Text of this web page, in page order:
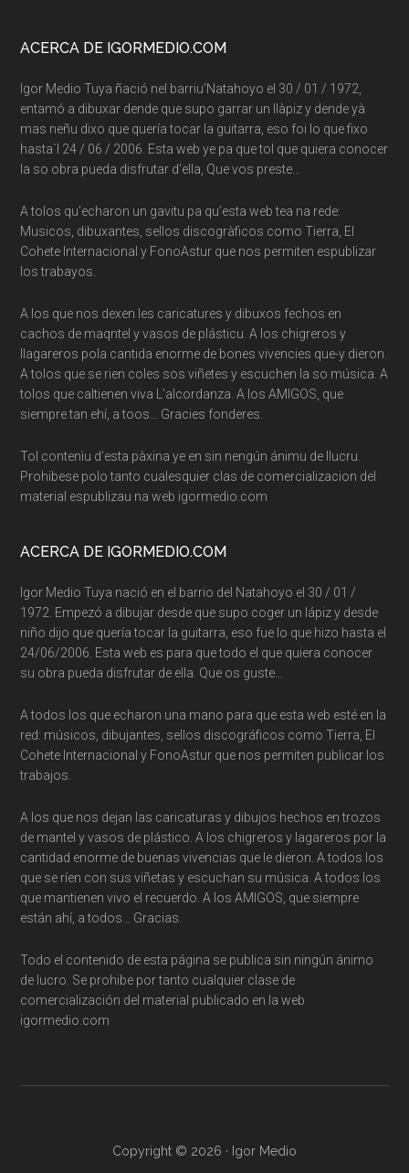
Footer
ACERCA DE IGORMEDIO.COM
Igor Medio Tuya ñació nel barriu’Natahoyo el 30 / 01 / 1972,
entamó a dibuxar dende que supo garrar un llàpiz y dende yà
mas neñu dixo que quería tocar la guitarra, eso foi lo que fixo
hasta`l 24 / 06 / 2006. Esta web ye pa que tol que quiera conocer
la so obra pueda disfrutar d’ella, Que vos preste…
A tolos qu’echaron un gavitu pa qu’esta web tea na rede:
Musicos, dibuxantes, sellos discogràficos como Tierra, El
Cohete Internacional y FonoAstur que nos permiten espublizar
los trabayos.
A los que nos dexen les caricatures y dibuxos fechos en
cachos de maqntel y vasos de plásticu. A los chigreros y
llagareros pola cantida enorme de bones vivencies que-y dieron.
A tolos que se rien coles sos viñetes y escuchen la so música. A
tolos que caltienen viva L’alcordanza. A los AMIGOS, que
siempre tan ehí, a toos… Gracies fonderes.
Tol contenìu d’esta pàxina ye en sin nengún ánimu de llucru.
Prohibese polo tanto cualesquier clas de comercializacion del
material espublizau na web igormedio.com
ACERCA DE IGORMEDIO.COM
Igor Medio Tuya nació en el barrio del Natahoyo el 30 / 01 /
1972. Empezó a dibujar desde que supo coger un lápiz y desde
niño dijo que quería tocar la guitarra, eso fue lo que hizo hasta el
24/06/2006. Esta web es para que todo el que quiera conocer
su obra pueda disfrutar de ella. Que os guste…
A todos los que echaron una mano para que esta web esté en la
red: músicos, dibujantes, sellos discográficos como Tierra, El
Cohete Internacional y FonoAstur que nos permiten publicar los
trabajos.
A los que nos dejan las caricaturas y dibujos hechos en trozos
de mantel y vasos de plástico. A los chigreros y lagareros por la
cantidad enorme de buenas vivencias que le dieron. A todos los
que se ríen con sus viñetas y escuchan su música. A todos los
que mantienen vivo el recuerdo. A los AMIGOS, que siempre
están ahí, a todos… Gracias.
Todo el contenido de esta página se publica sin ningún ánimo
de lucro. Se prohibe por tanto cualquier clase de
comercialización del material publicado en la web
igormedio.com
Copyright © 2026 · Igor Medio